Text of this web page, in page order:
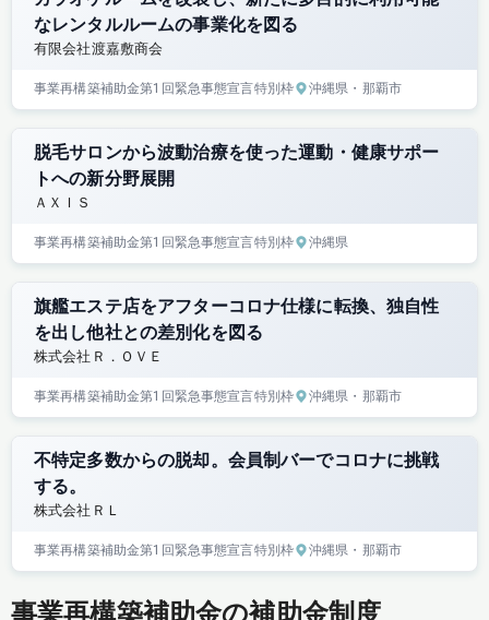
なレンタルルームの事業化を図る
有限会社渡嘉敷商会
事業再構築補助金第1回緊急事態宣言特別枠 沖縄県 ・那覇市
脱毛サロンから波動治療を使った運動・健康サポー
トへの新分野展開
ＡＸＩＳ
事業再構築補助金第1回緊急事態宣言特別枠 沖縄県
旗艦エステ店をアフターコロナ仕様に転換、独自性
を出し他社との差別化を図る
株式会社Ｒ．ＯＶＥ
事業再構築補助金第1回緊急事態宣言特別枠 沖縄県 ・那覇市
不特定多数からの脱却。会員制バーでコロナに挑戦
する。
株式会社ＲＬ
事業再構築補助金第1回緊急事態宣言特別枠 沖縄県 ・那覇市
事業再構築補助金の補助金制度